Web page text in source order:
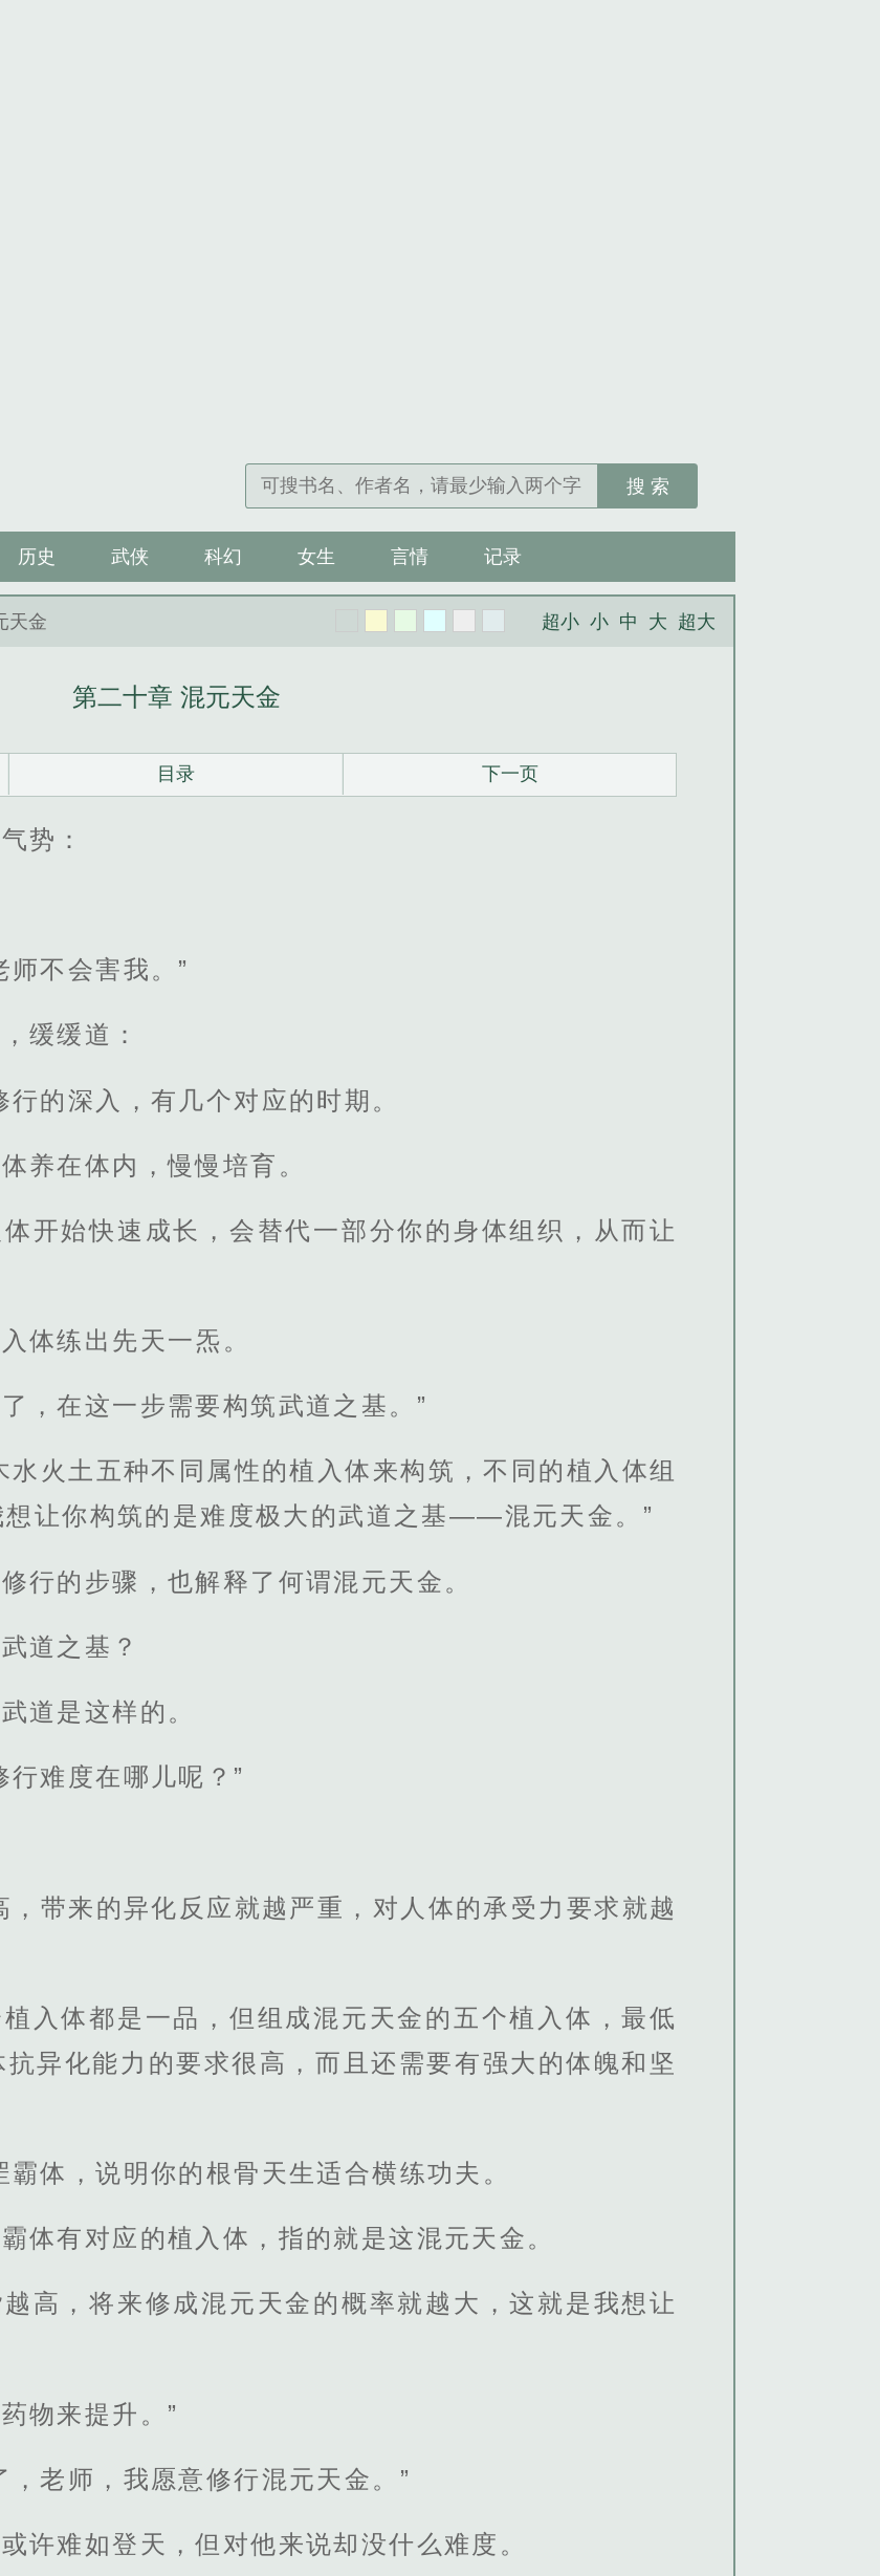
搜 索
历史 武侠 科幻 女生 言情 记录
天金 超小 小 中 大 超大
第二十章 混元天金
目录 下一页
势：
师不会害我。”
缓缓道：
的深入，有几个对应的时期。
养在体内，慢慢培育。
开始快速成长，会替代一部分你的身体组织，从而让
体练出先天一炁。
，在这一步需要构筑武道之基。”
水火土五种不同属性的植入体来构筑，不同的植入体组
让你构筑的是难度极大的武道之基——混元天金。”
行的步骤，也解释了何谓混元天金。
道之基？
道是这样的。
行难度在哪儿呢？”
，带来的异化反应就越严重，对人体的承受力要求就越
入体都是一品，但组成混元天金的五个植入体，最低
异化能力的要求很高，而且还需要有强大的体魄和坚
体，说明你的根骨天生适合横练功夫。
体有对应的植入体，指的就是这混元天金。
高，将来修成混元天金的概率就越大，这就是我想让
物来提升。”
，老师，我愿意修行混元天金。”
许难如登天，但对他来说却没什么难度。